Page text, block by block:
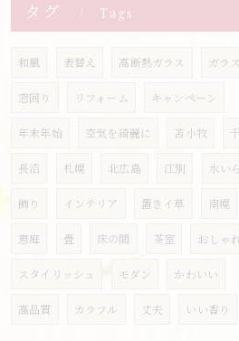
タグ Tags
和風 表替え 高断熱ガラス ガラ
窓回り リフォーム キャンペーン
年末年始 空気を綺麗に 苫小牧
長沼 札幌 北広島 江別 水い
飾り インテリア 置きイ草 南幌
恵庭 畳 床の間 茶室 おしゃれ
スタイリッシュ モダン かわいい
高品質 カラフル 丈夫 いい香り